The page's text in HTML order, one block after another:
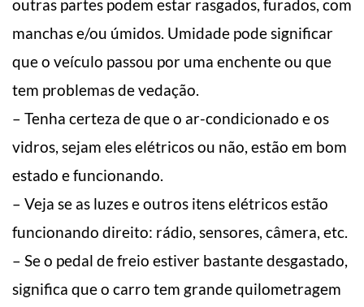
outras partes podem estar rasgados, furados, com
manchas e/ou úmidos. Umidade pode significar
que o veículo passou por uma enchente ou que
tem problemas de vedação.
– Tenha certeza de que o ar-condicionado e os
vidros, sejam eles elétricos ou não, estão em bom
estado e funcionando.
– Veja se as luzes e outros itens elétricos estão
funcionando direito: rádio, sensores, câmera, etc.
– Se o pedal de freio estiver bastante desgastado,
significa que o carro tem grande quilometragem